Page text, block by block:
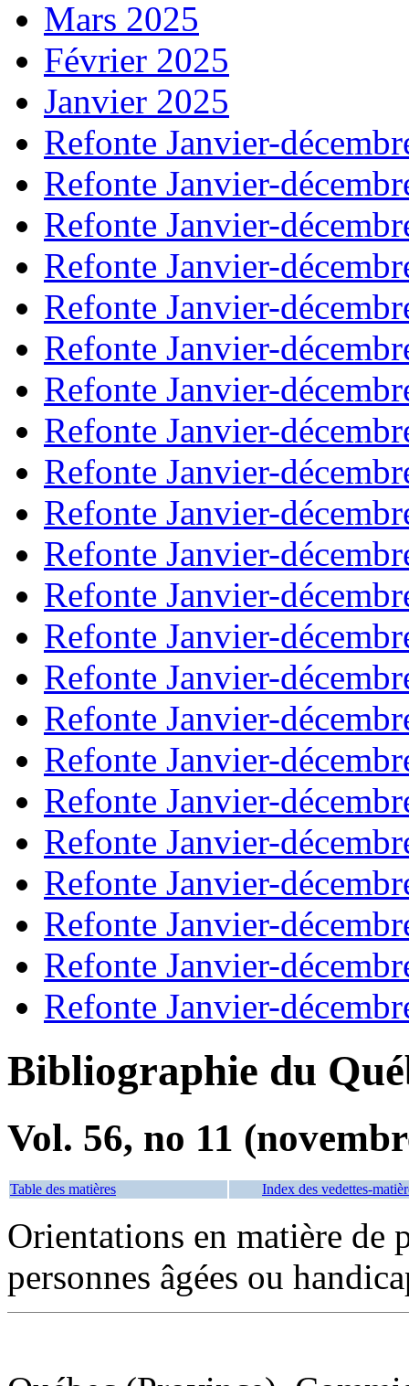
Mars 2025
Février 2025
Janvier 2025
Refonte Janvier-
Refonte Janvier-
Refonte Janvier-
Refonte Janvier-
Refonte Janvier-
Refonte Janvier-
Refonte Janvier-
Refonte Janvier-
Refonte Janvier-
Refonte Janvier-
Refonte Janvier-
Refonte Janvier-
Refonte Janvier-
Refonte Janvier-
Refonte Janvier-
Refonte Janvier-
Refonte Janvier-
Refonte Janvier-
Refonte Janvier-
Refonte Janvier-
Refonte Janvier-
Refonte Janvier-
Bibliographie du
Vol. 56, no 11
Table des matières Index des vedettes-
Orientations en matière
personnes âgées ou